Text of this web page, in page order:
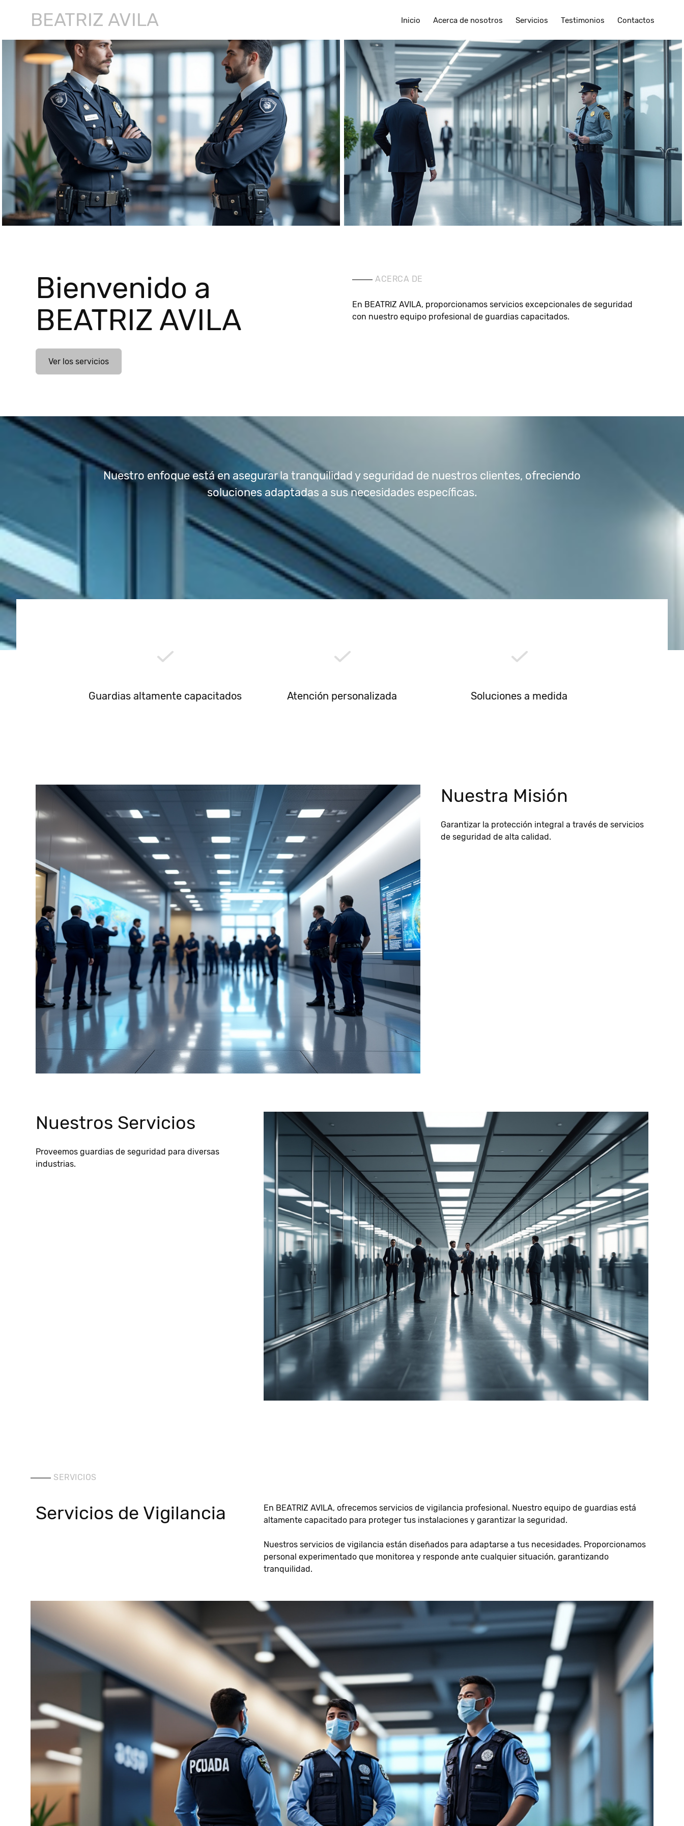
BEATRIZ AVILA Inicio Acerca de nosotros Servicios Testimonios Contactos
Bienvenido a
BEATRIZ AVILA
Ver los servicios
ACERCA DE
En BEATRIZ AVILA, proporcionamos servicios excepcionales de seguridad
con nuestro equipo profesional de guardias capacitados.
Nuestro enfoque está en asegurar la tranquilidad y seguridad de nuestros clientes, ofreciendo
soluciones adaptadas a sus necesidades específicas.
Guardias altamente capacitados Atención personalizada Soluciones a medida
Nuestra Misión
Garantizar la protección integral a través de servicios
de seguridad de alta calidad.
Nuestros Servicios
Proveemos guardias de seguridad para diversas
industrias.
SERVICIOS
Servicios de Vigilancia
En BEATRIZ AVILA, ofrecemos servicios de vigilancia profesional. Nuestro equipo de guardias está
altamente capacitado para proteger tus instalaciones y garantizar la seguridad.
Nuestros servicios de vigilancia están diseñados para adaptarse a tus necesidades. Proporcionamos
personal experimentado que monitorea y responde ante cualquier situación, garantizando
tranquilidad.